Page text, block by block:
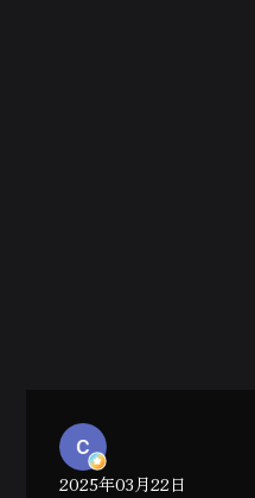
2025年03月22日